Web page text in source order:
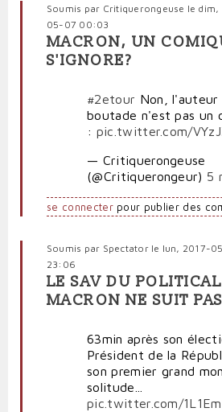
Soumis par Critiquerongeuse le dim,
05-07 00:03
MACRON, UN
S'IGNORE?
#2etour Non,
boutade n'est pas un
: pic.twitter.com/
— Critiquerongeuse
(@Critiquerongeur) 5
se connecterpour publier des
Soumis par Spectatorle lun, 2017-
23:06
LE SAV DU
MACRON NE SUIT
63min après son
Président de la
son premier grand
solitude...
pic.twitter.com/